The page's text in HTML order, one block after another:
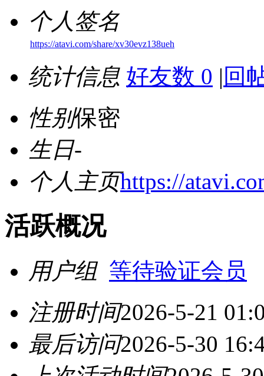
个人签名
https://atavi.com/share/xv30evz138ueh
统计信息 好友数 0 | 回
性别保密
生日-
个人主页https://
活跃概况
用户组 等待验证会员
注册时间2026-5-21
最后访问2026-5-30